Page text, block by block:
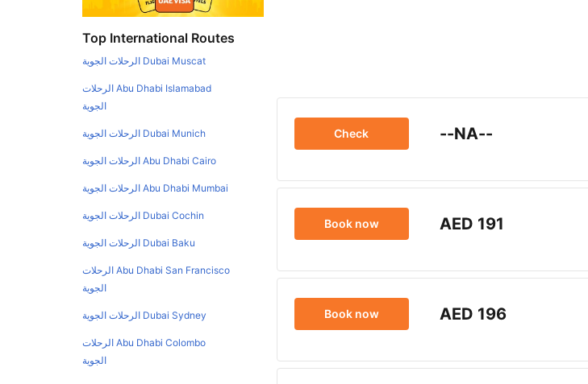
--NA--
Check
AED 191
Book now
AED 196
Book now
Top International Routes
Dubai Muscat الرحلات الجوية
Abu Dhabi Islamabad الرحلات
الجوية
Dubai Munich الرحلات الجوية
Abu Dhabi Cairo الرحلات الجوية
Abu Dhabi Mumbai الرحلات الجوية
Dubai Cochin الرحلات الجوية
Dubai Baku الرحلات الجوية
Abu Dhabi San Francisco الرحلات
الجوية
Dubai Sydney الرحلات الجوية
Abu Dhabi Colombo الرحلات
الجوية